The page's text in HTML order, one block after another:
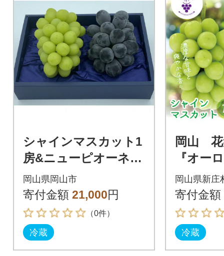
シャインマスカット1
房&ニューピオーネ又
はオーロラブラック1
房(1房500g前後)
岡山県岡山市
寄付金額 21,000円
（0件）
冷蔵
岡山 花
『オー
シャイ
ト』1kg
岡山県新庄
寄付金額
冷蔵